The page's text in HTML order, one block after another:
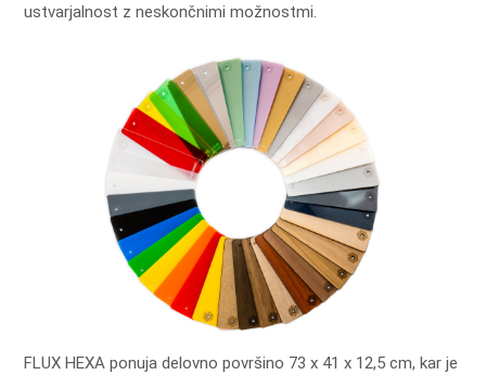
ustvarjalnost z neskončnimi možnostmi.
FLUX HEXA ponuja delovno površino 73 x 41 x 12,5 cm, kar je